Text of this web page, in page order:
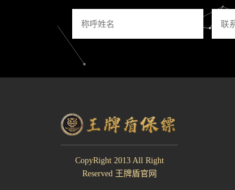
CopyRight 2013 All Right
Reserved 王牌盾官网